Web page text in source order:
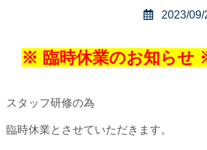
2023/09/
※ 臨時休業のお知らせ
スタッフ研修の為
臨時休業とさせていただきます。